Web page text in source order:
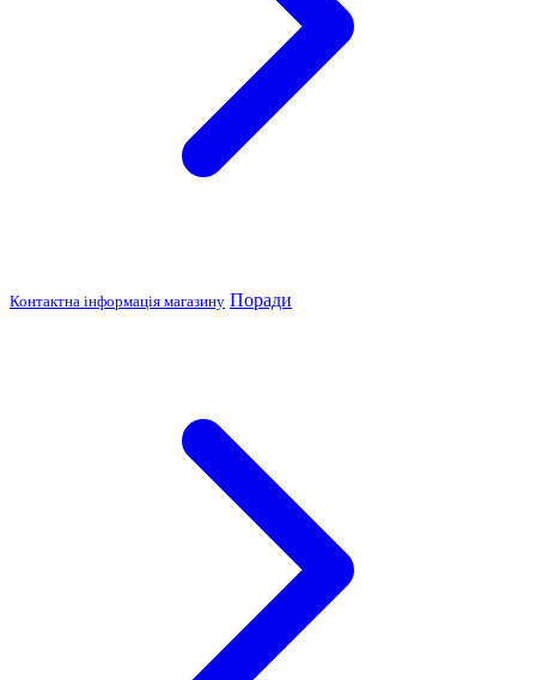
Контактна інформація магазину Поради